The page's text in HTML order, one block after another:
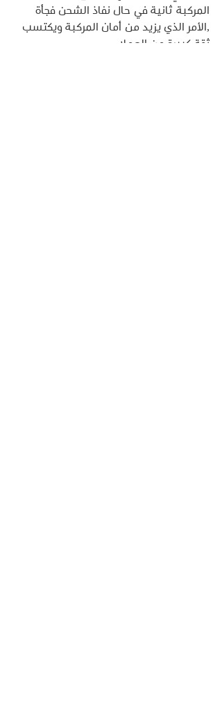
المركبة ثانية في حال نفاذ الشحن فجأة
,الأمر الذي يزيد من أمان المركبة ويكتسب
ثقة كبيرة من العملاء .